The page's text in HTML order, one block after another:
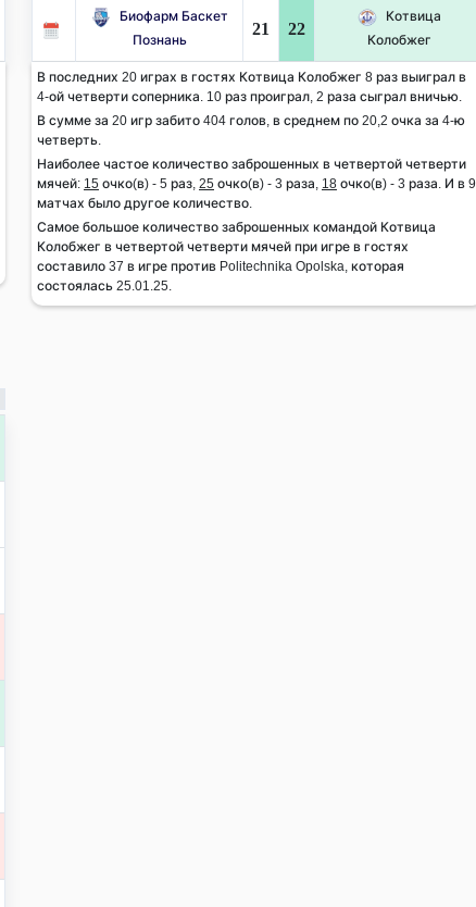
Биофарм Баскет
Познань
21 22
Котвица
Колобжег
В последних 20 играх в гостях Котвица Колобжег 8 раз выиграл в
4-ой четверти соперника. 10 раз проиграл, 2 раза сыграл вничью.
В сумме за 20 игр забито 404 голов, в среднем по 20,2 очка за 4-ю
четверть.
Наиболее частое количество заброшенных в четвертой четверти
мячей: 15 очко(в) - 5 раз, 25 очко(в) - 3 раза, 18 очко(в) - 3 раза. И в 9
матчах было другое количество.
Самое большое количество заброшенных командой Котвица
Колобжег в четвертой четверти мячей при игре в гостях
составило 37 в игре против Politechnika Opolska, которая
состоялась 25.01.25.